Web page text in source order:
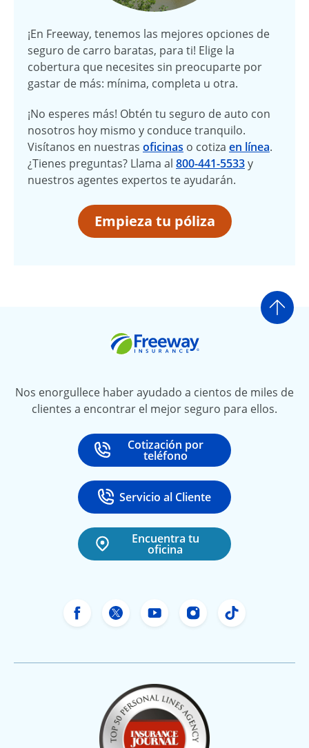
¡En Freeway, tenemos las mejores opciones de
seguro de carro baratas, para ti! Elige la
cobertura que necesites sin preocuparte por
gastar de más: mínima, completa u otra.
¡No esperes más! Obtén tu seguro de auto con
nosotros hoy mismo y conduce tranquilo.
Visítanos en nuestras oficinas o cotiza en línea.
¿Tienes preguntas? Llama al 800-441-5533y
nuestros agentes expertos te ayudarán.
Empieza tu póliza
Ir
Nos enorgullece haber ayudado a cientos de miles de
clientes a encontrar el mejor seguro para ellos.
Call
Cotización por
teléfono
at
Call
Servicio al Cliente
at 888-531-6720
Encuentra tu
oficina
Facebook de Freeway Insurance
X de Freeway Insurance
YouTube de Freeway
Instagram
TikTok